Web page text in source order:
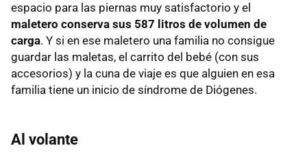
espacio para las piernas muy satisfactorio y el
maletero conserva sus 587 litros de volumen de
carga. Y si en ese maletero una familia no consigue
guardar las maletas, el carrito del bebé (con sus
accesorios) y la cuna de viaje es que alguien en esa
familia tiene un inicio de síndrome de Diógenes.
Al volante